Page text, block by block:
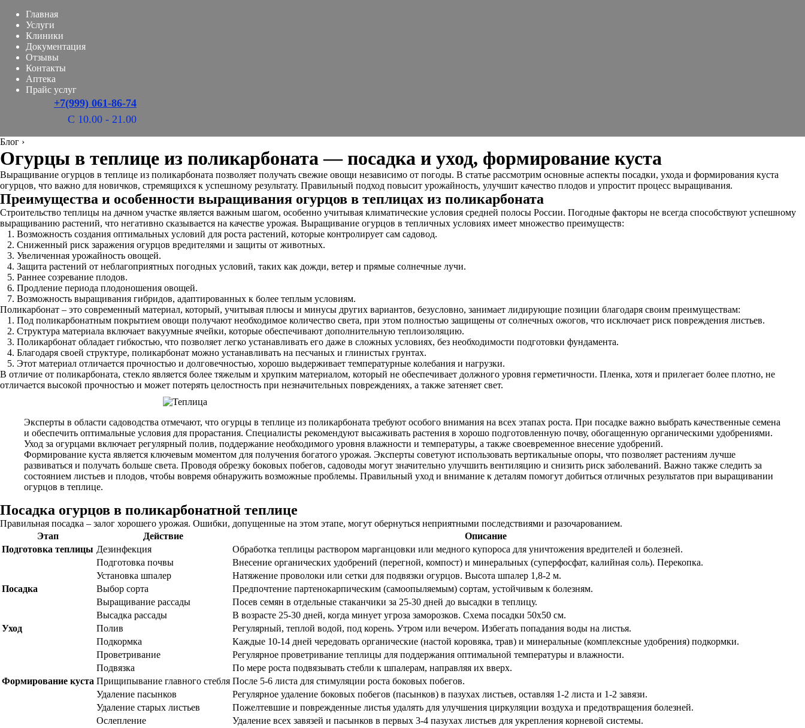
Главная
Услуги
Клиники
Документация
Отзывы
Контакты
Аптека
Прайс услуг
+7(999) 061-86-74
С 10.00 - 21.00
Блог ›
Огурцы в теплице из поликарбоната — посадка и уход, формирование куста
Выращивание огурцов в теплице из поликарбоната позволяет получать свежие овощи независимо от погоды. В статье рассмотрим основные аспекты посадки, ухода и формирования куста
огурцов, что важно для новичков, стремящихся к успешному результату. Правильный подход повысит урожайность, улучшит качество плодов и упростит процесс выращивания.
Преимущества и особенности выращивания огурцов в теплицах из поликарбоната
Строительство теплицы на дачном участке является важным шагом, особенно учитывая климатические условия средней полосы России. Погодные факторы не всегда способствуют успешному
выращиванию растений, что негативно сказывается на качестве урожая. Выращивание огурцов в тепличных условиях имеет множество преимуществ:
Возможность создания оптимальных условий для роста растений, которые контролирует сам садовод.
Сниженный риск заражения огурцов вредителями и защиты от животных.
Увеличенная урожайность овощей.
Защита растений от неблагоприятных погодных условий, таких как дожди, ветер и прямые солнечные лучи.
Раннее созревание плодов.
Продление периода плодоношения овощей.
Возможность выращивания гибридов, адаптированных к более теплым условиям.
Поликарбонат – это современный материал, который, учитывая плюсы и минусы других вариантов, безусловно, занимает лидирующие позиции благодаря своим преимуществам:
Под поликарбонатным покрытием овощи получают необходимое количество света, при этом полностью защищены от солнечных ожогов, что исключает риск повреждения листьев.
Структура материала включает вакуумные ячейки, которые обеспечивают дополнительную теплоизоляцию.
Поликарбонат обладает гибкостью, что позволяет легко устанавливать его даже в сложных условиях, без необходимости подготовки фундамента.
Благодаря своей структуре, поликарбонат можно устанавливать на песчаных и глинистых грунтах.
Этот материал отличается прочностью и долговечностью, хорошо выдерживает температурные колебания и нагрузки.
В отличие от поликарбоната, стекло является более тяжелым и хрупким материалом, который не обеспечивает должного уровня герметичности. Пленка, хотя и прилегает более плотно, не
отличается высокой прочностью и может потерять целостность при незначительных повреждениях, а также затеняет свет.
Эксперты в области садоводства отмечают, что огурцы в теплице из поликарбоната требуют особого внимания на всех этапах роста. При посадке важно выбрать качественные семена
и обеспечить оптимальные условия для прорастания. Специалисты рекомендуют высаживать растения в хорошо подготовленную почву, обогащенную органическими удобрениями.
Уход за огурцами включает регулярный полив, поддержание необходимого уровня влажности и температуры, а также своевременное внесение удобрений.
Формирование куста является ключевым моментом для получения богатого урожая. Эксперты советуют использовать вертикальные опоры, что позволяет растениям лучше
развиваться и получать больше света. Проводя обрезку боковых побегов, садоводы могут значительно улучшить вентиляцию и снизить риск заболеваний. Важно также следить за
состоянием листьев и плодов, чтобы вовремя обнаружить возможные проблемы. Правильный уход и внимание к деталям помогут добиться отличных результатов при выращивании
огурцов в теплице.
Посадка огурцов в поликарбонатной теплице
Правильная посадка – залог хорошего урожая. Ошибки, допущенные на этом этапе, могут обернуться неприятными последствиями и разочарованием.
Этап
Действие
Описание
Подготовка теплицы Дезинфекция
Обработка теплицы раствором марганцовки или медного купороса для уничтожения вредителей и болезней.
Подготовка почвы
Внесение органических удобрений (перегной, компост) и минеральных (суперфосфат, калийная соль). Перекопка.
Установка шпалер
Натяжение проволоки или сетки для подвязки огурцов. Высота шпалер 1,8-2 м.
Посадка
Выбор сорта
Предпочтение партенокарпическим (самоопыляемым) сортам, устойчивым к болезням.
Выращивание рассады
Посев семян в отдельные стаканчики за 25-30 дней до высадки в теплицу.
Высадка рассады
В возрасте 25-30 дней, когда минует угроза заморозков. Схема посадки 50х50 см.
Уход
Полив
Регулярный, теплой водой, под корень. Утром или вечером. Избегать попадания воды на листья.
Подкормка
Каждые 10-14 дней чередовать органические (настой коровяка, трав) и минеральные (комплексные удобрения) подкормки.
Проветривание
Регулярное проветривание теплицы для поддержания оптимальной температуры и влажности.
Подвязка
По мере роста подвязывать стебли к шпалерам, направляя их вверх.
Формирование куста Прищипывание главного стебля После 5-6 листа для стимуляции роста боковых побегов.
Удаление пасынков
Регулярное удаление боковых побегов (пасынков) в пазухах листьев, оставляя 1-2 листа и 1-2 завязи.
Удаление старых листьев
Пожелтевшие и поврежденные листья удалять для улучшения циркуляции воздуха и предотвращения болезней.
Ослепление
Удаление всех завязей и пасынков в первых 3-4 пазухах листьев для укрепления корневой системы.